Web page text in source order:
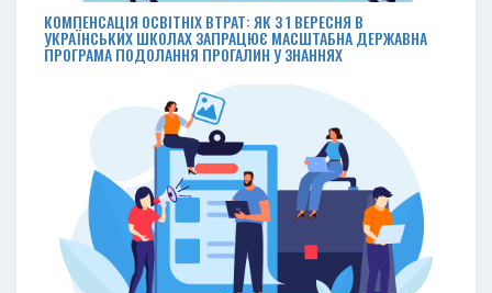
КОМПЕНСАЦІЯ ОСВІТНІХ ВТРАТ: ЯК З 1 ВЕРЕСНЯ В
УКРАЇНСЬКИХ ШКОЛАХ ЗАПРАЦЮЄ МАСШТАБНА ДЕРЖАВНА
ПРОГРАМА ПОДОЛАННЯ ПРОГАЛИН У ЗНАННЯХ